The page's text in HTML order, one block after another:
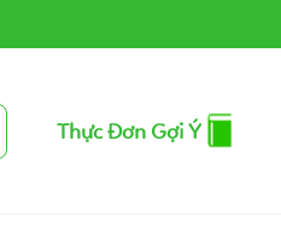
Thực Đơn Gợi Ý